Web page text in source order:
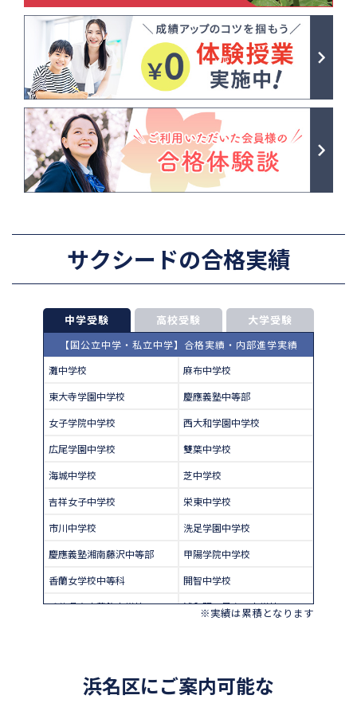
サクシードの合格実績
中学受験 高校受験 大学受験
【国公立中学・私立中学】合格実績・内部進学実績
灘中学校
麻布中学校
東大寺学園中学校
慶應義塾中等部
女子学院中学校
西大和学園中学校
広尾学園中学校
雙葉中学校
海城中学校
芝中学校
吉祥女子中学校
栄東中学校
市川中学校
洗足学園中学校
慶應義塾湘南藤沢中等部
甲陽学院中学校
香蘭女学校中等科
開智中学校
千葉県立東葛飾中学校
浦和明の星女子中学校
須磨学園中学校
北嶺中学校
※実績は累積となります
浜名区にご案内可能な